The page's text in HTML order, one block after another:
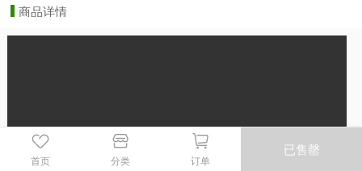
商品详情
首页 分类 订单
已售罄